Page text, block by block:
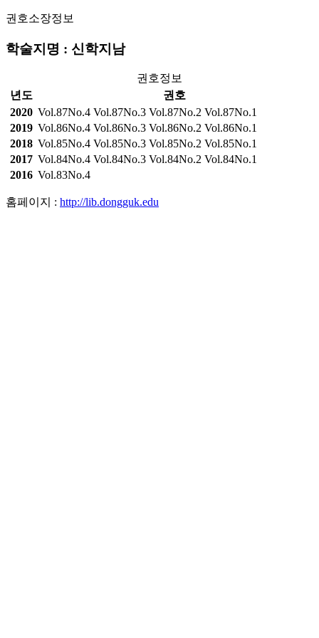
권호소장정보
학술지명 : 신학지남
권호정보
년도
권호
2020 Vol.87No.4 Vol.87No.3 Vol.87No.2 Vol.87No.1
2019 Vol.86No.4 Vol.86No.3 Vol.86No.2 Vol.86No.1
2018 Vol.85No.4 Vol.85No.3 Vol.85No.2 Vol.85No.1
2017 Vol.84No.4 Vol.84No.3 Vol.84No.2 Vol.84No.1
2016 Vol.83No.4
홈페이지 : http://lib.dongguk.edu